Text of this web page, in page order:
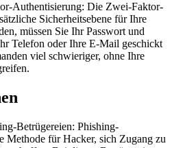
Authentisierung: Die Zwei-Faktor-
Sicherheitsebene für Ihre
müssen Sie Ihr Passwort und
Telefon oder Ihre E-Mail geschickt
viel schwieriger, ohne Ihre
Betrügereien: Phishing-
Methode für Hacker, sich Zugang zu